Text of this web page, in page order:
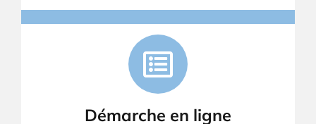
Démarche en ligne